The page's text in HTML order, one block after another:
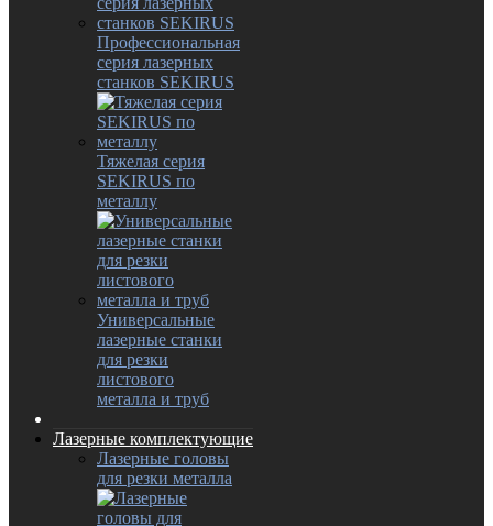
Профессиональная
серия лазерных
станков SEKIRUS
Тяжелая серия
SEKIRUS по
металлу
Универсальные
лазерные станки
для резки
листового
металла и труб
Лазерные комплектующие
Лазерные головы
для резки металла